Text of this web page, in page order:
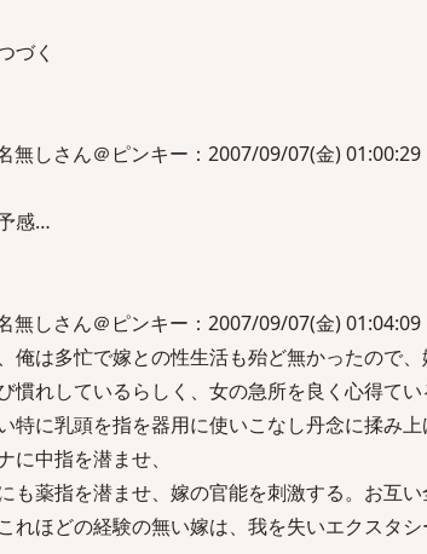
づく
無しさん＠ピンキー：2007/09/07(金) 01:00:29
感…
無しさん＠ピンキー：2007/09/07(金) 01:04:09
俺は多忙で嫁との性生活も殆ど無かったので
慣れしているらしく、女の急所を良く心得てい
特に乳頭を指を器用に使いこなし丹念に揉み上
に中指を潜ませ、
も薬指を潜ませ、嫁の官能を刺激する。お互
れほどの経験の無い嫁は、我を失いエクスタ